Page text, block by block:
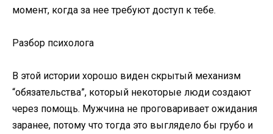
момент, когда за нее требуют доступ к тебе.
Разбор психолога
В этой истории хорошо виден скрытый механизм
“обязательства”, который некоторые люди создают
через помощь. Мужчина не проговаривает ожидания
заранее, потому что тогда это выглядело бы грубо и